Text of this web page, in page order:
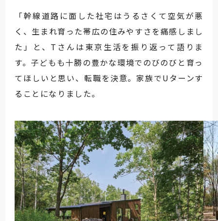
「幹線道路に面した社宅はうるさくて空気が悪
く、生まれ育った帯広の住みやすさを痛感しまし
た」と、Tさんは東京生活を振り返って語りま
す。子どもも十勝の豊かな環境でのびのびと育っ
てほしいと思い、転職を決意。家族でUターンす
ることになりました。